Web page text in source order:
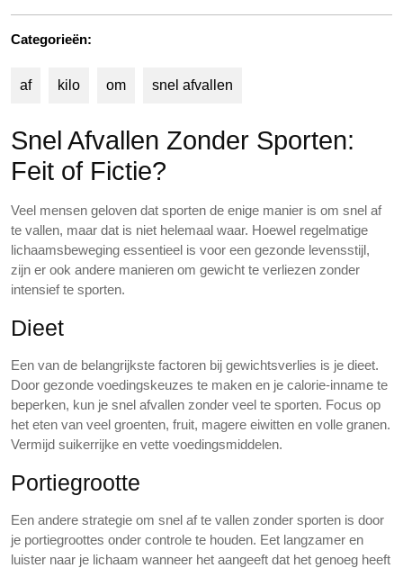
Categorieën:
af kilo om snel afvallen
Snel Afvallen Zonder Sporten:
Feit of Fictie?
Veel mensen geloven dat sporten de enige manier is om snel af
te vallen, maar dat is niet helemaal waar. Hoewel regelmatige
lichaamsbeweging essentieel is voor een gezonde levensstijl,
zijn er ook andere manieren om gewicht te verliezen zonder
intensief te sporten.
Dieet
Een van de belangrijkste factoren bij gewichtsverlies is je dieet.
Door gezonde voedingskeuzes te maken en je calorie-inname te
beperken, kun je snel afvallen zonder veel te sporten. Focus op
het eten van veel groenten, fruit, magere eiwitten en volle granen.
Vermijd suikerrijke en vette voedingsmiddelen.
Portiegrootte
Een andere strategie om snel af te vallen zonder sporten is door
je portiegroottes onder controle te houden. Eet langzamer en
luister naar je lichaam wanneer het aangeeft dat het genoeg heeft